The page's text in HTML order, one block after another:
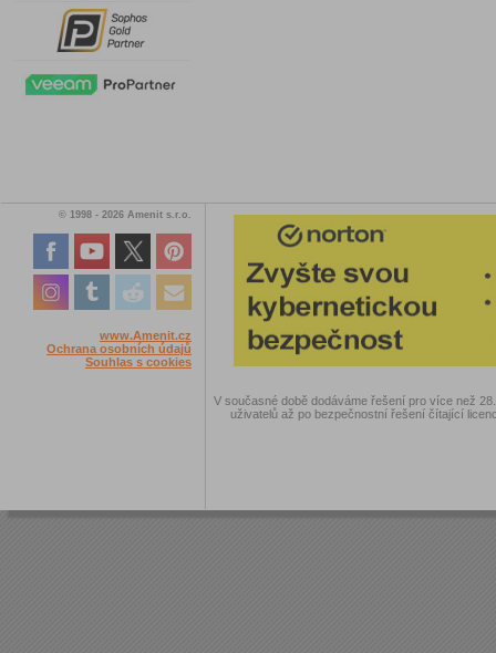
© 1998 - 2026 Amenit s.r.o.
www.Amenit.cz
Ochrana osobních údajů
Souhlas s cookies
V současné době dodáváme řešení pro více než
uživatelů až po bezpečnostní řešení čítající